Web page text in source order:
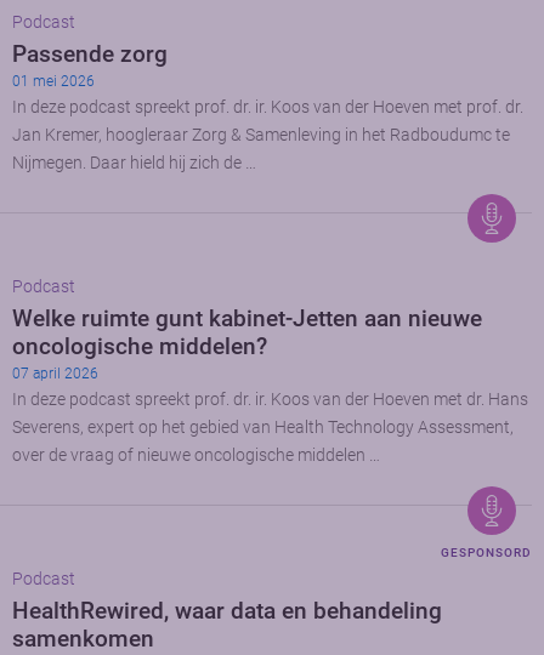
Podcast
Passende zorg
01 mei 2026
In deze podcast spreekt prof. dr. ir. Koos van der Hoeven met prof. dr.
Jan Kremer, hoogleraar Zorg & Samenleving in het Radboudumc te
Nijmegen. Daar hield hij zich de …
Podcast
Welke ruimte gunt kabinet-Jetten aan nieuwe
oncologische middelen?
07 april 2026
In deze podcast spreekt prof. dr. ir. Koos van der Hoeven met dr. Hans
Severens, expert op het gebied van Health Technology Assessment,
over de vraag of nieuwe oncologische middelen …
GESPONSORD
Podcast
HealthRewired, waar data en behandeling
samenkomen